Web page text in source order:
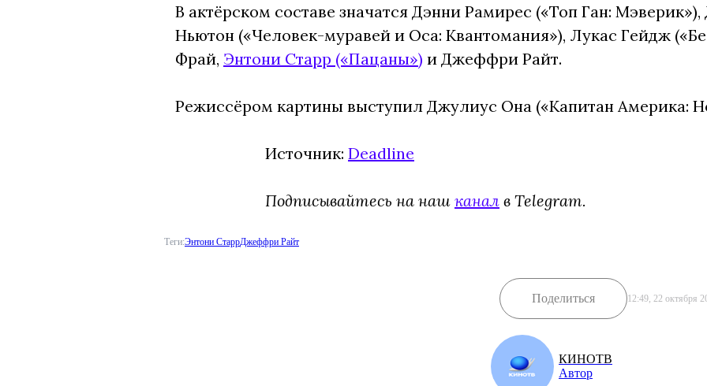
В актёрском составе значатся Дэнни Рамирес («Топ Ган:
Ньютон («Человек-муравей и Оса: Квантомания»), Лукас Гейдж
Фрай, Энтони Старр («Пацаны») и Джеффри Райт.
Режиссёром картины выступил Джулиус Она («Капитан Америка:
Источник: Deadline
Подписывайтесь на наш канал в Telegram.
Теги:Энтони СтаррДжеффри Райт
Поделиться 12:49, 22 октября
КИНОТВ
Автор